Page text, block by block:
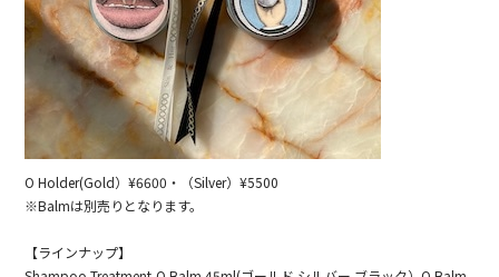
O Holder(Gold）¥6600・（Silver）¥5500
※Balmは別売りとなります。
【ラインナップ】